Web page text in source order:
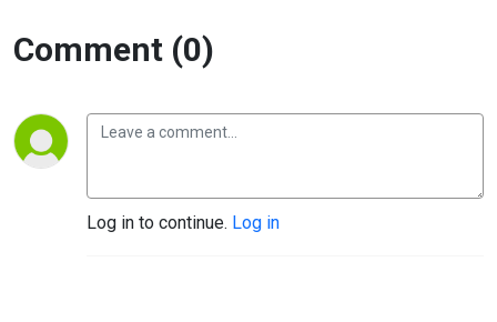
Comment (0)
Log in to continue. Log in